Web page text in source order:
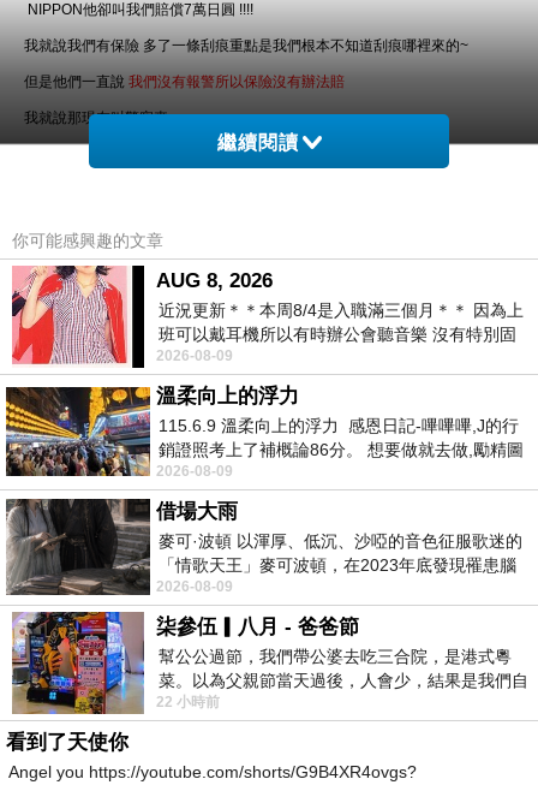
NIPPON他卻叫我們賠償7萬日圓 !!!!
我就說我們有保險 多了一條刮痕重點是我們根本不知道刮痕哪裡來的~
但是他們一直說 我們沒有報警所以保險沒有辦法賠
我就說那現在叫警察來
NIPPON他就說現在就是多一條沒報警要賠7萬
這是唯一的辦法 就是要賠7萬
我們整車的人超級傻眼
我就說那你現在叫警察來 我說是轉彎進來撞的
NIPPON的人就說 我們這邊人很多會跟警察說我們都沒看到
警察就不會幫我們處理我更傻眼了!!
我們一行人就一直這樣鬼打牆的對話
我5:30要登機的飛機 一直到5點我都還在NIPPON租車跟他耗
最後我真的受不了花了7萬日圓了事
這個故事告訴我 各位租車的人要注意
如果車子莫名的有破損 那怕是一點點的小傷痕
麻煩都要報警 免得跟我們一樣 有保險還白白損失7萬塊!!!
我們是因為我們根本不知道有那個刮傷
所以直到還車他指的時候我們才驚覺
不知道這才是最可怕的!!!!
繼續閱讀
你可能感興趣的文章
AUG 8, 2026
近況更新＊＊本周8/4是入職滿三個月＊＊ 因為上
班可以戴耳機所以有時辦公會聽音樂 沒有特別固
定哪天但就是一周某一天會固定聽'90
2026-08-09
溫柔向上的浮力
115.6.9 溫柔向上的浮力 感恩日記-嗶嗶嗶,J的行
銷證照考上了補概論86分。 想要做就去做,勵精圖
治大成功,也是表法,堅持和努力
2026-08-09
借場大雨
麥可·波頓 以渾厚、低沉、沙啞的音色征服歌迷的
「情歌天王」麥可波頓，在2023年底發現罹患腦
瘤「祈禱早日康復，一切都好」。
2026-08-09
柒參伍▎八月 - 爸爸節
幫公公過節，我們帶公婆去吃三合院，是港式粵
菜。以為父親節當天過後，人會少，結果是我們自
己想多了。人陸續地進，滿滿都是人，個人
22 小時前
看到了天使你
Angel you https://youtube.com/shorts/G9B4XR4ovgs?